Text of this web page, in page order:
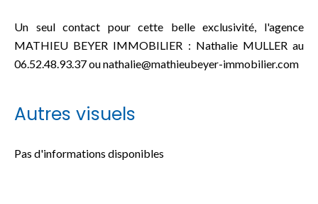
Un seul contact pour cette belle exclusivité, l'agence
MATHIEU BEYER IMMOBILIER : Nathalie MULLER au
06.52.48.93.37 ou nathalie@mathieubeyer-immobilier.com
Autres visuels
Pas d'informations disponibles